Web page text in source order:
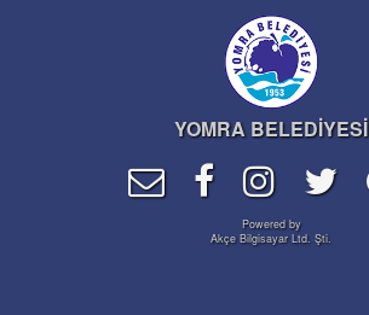
YOMRA BELEDİYESİ
Powered by
Akçe Bilgisayar Ltd. Şti.